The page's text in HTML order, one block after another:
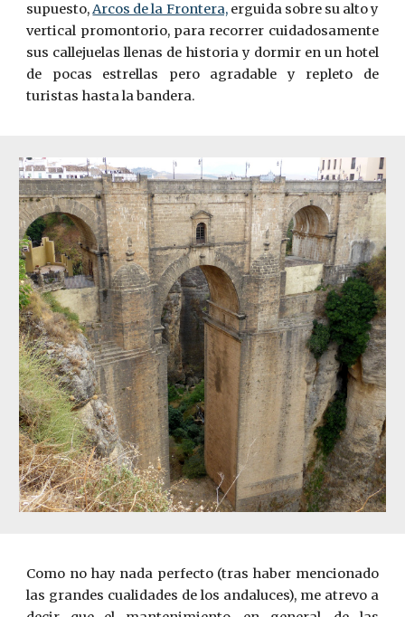
supuesto,Arcos de la Frontera,erguida sobre su alto y
vertical promontorio, para recorrer cuidadosamente
sus callejuelas llenas de historia y dormir en un hotel
de pocas estrellas pero agradable y repleto de
turistas hasta la bandera.
Como no hay nada perfecto (tras haber mencionado
las grandes cualidades de los andaluces), me atrevo a